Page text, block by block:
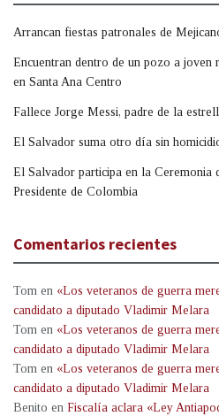
Arrancan fiestas patronales de
Encuentran dentro de un pozo a joven
en Santa Ana Centro
Fallece Jorge Messi, padre de la
El Salvador suma otro día sin
El Salvador participa en la Ceremonia
Presidente de Colombia
Comentarios recientes
Tom en «Los veteranos de guerra
candidato a diputado Vladimir Melara
Tom en «Los veteranos de guerra
candidato a diputado Vladimir Melara
Tom en «Los veteranos de guerra
candidato a diputado Vladimir Melara
Benito en Fiscalía aclara «Ley